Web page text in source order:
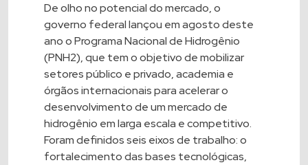
De olho no potencial do mercado, o
governo federal lançou em agosto deste
ano o Programa Nacional de Hidrogênio
(PNH2), que tem o objetivo de mobilizar
setores público e privado, academia e
órgãos internacionais para acelerar o
desenvolvimento de um mercado de
hidrogênio em larga escala e competitivo.
Foram definidos seis eixos de trabalho: o
fortalecimento das bases tecnológicas,